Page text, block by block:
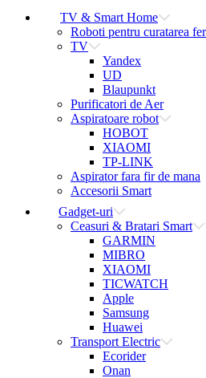
TV & Smart Home
Roboti pentru curatarea
TV
Yandex
UD
Blaupunkt
Purificatori de Aer
Aspiratoare robot
HOBOT
XIAOMI
TP-LINK
Aspirator fara fir de mana
Accesorii Smart
Gadget-uri
Ceasuri & Bratari Smart
GARMIN
MIBRO
XIAOMI
TICWATCH
Apple
Samsung
Huawei
Transport Electric
Ecorider
Onan